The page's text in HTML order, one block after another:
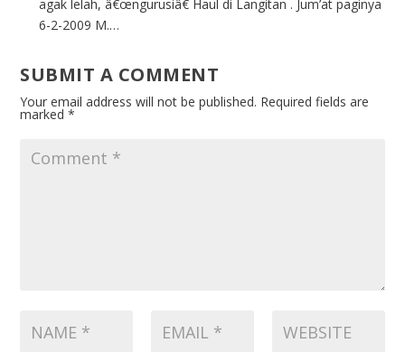
agak lelah, â€œngurusiâ€ Haul di Langitan . Jum’at paginya
6-2-2009 M.…
SUBMIT A COMMENT
Your email address will not be published. Required fields are
marked*